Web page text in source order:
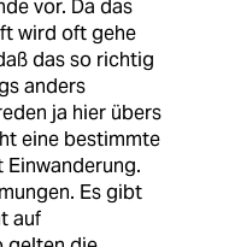
vor. Da das
wird oft gehe
das so richtig
anders
ja hier übers
eine bestimmte
Einwanderung.
Es gibt
auf